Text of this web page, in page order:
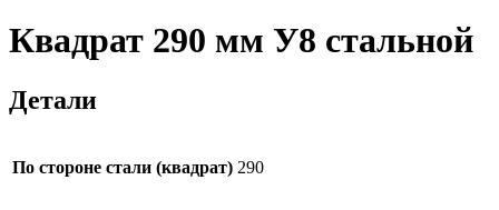
Квадрат 290 мм У8 стальной
Детали
По стороне стали (квадрат) 290